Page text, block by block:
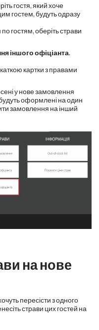
гостя, який хоче
гостем, будуть одразу
гостям, оберіть страви
іншого офіціанта.
картки з правами
у нове замовлення
оформлені на один
замовлення на інший
на нове
пересісти з одного
страви цих гостей на